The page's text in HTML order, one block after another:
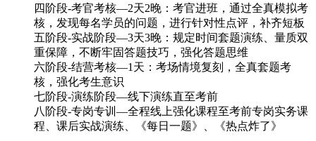
四阶段-考官考核—2天2晚：考官进班，通过全真模拟考
核，发现每名学员的问题，进行针对性点评，补齐短板
五阶段-实战阶段—3天3晚：规定时间套题演练、量质双
重保障，不断牢固答题技巧，强化答题思维
六阶段-结营考核—1天：考场情境复刻，全真套题考
核，强化考生意识
七阶段-演练阶段—线下演练直至考前
八阶段-专岗专训—全程线上强化课程至考前专岗实务课
程、课后实战演练、《每日一题》、《热点炸了》